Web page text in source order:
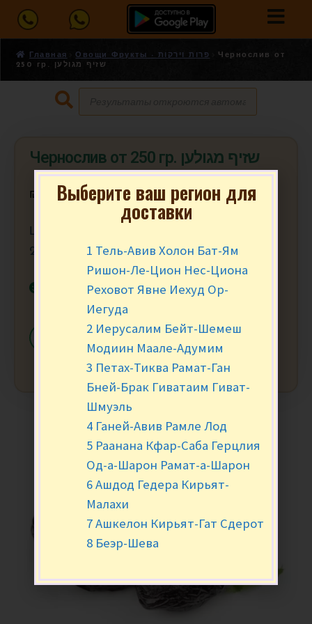
Главная Овощи Фрукты - פרות וירקות
Чернослив от
250 гр. שזיף מגולען
Чернослив от 250 гр. שזיף מגולען
₪ 6.50 за 100 гр.
Цена за 100 гр. Минимальный заказ от
250 гр. (2.5)
В наличии
+
Выберите ваш регион для
доставки
1 Тель-Авив Холон Бат-Ям
Ришон-Ле-Цион Нес-Циона
Реховот Явне Иехуд Ор-
Иегуда
2 Иерусалим Бейт-Шемеш
Модиин Маале-Адумим
3 Петах-Тиква Рамат-Ган
Бней-Брак Гиватаим Гиват-
Шмуэль
4 Ганей-Авив Рамле Лод
5 Раанана Кфар-Саба Герцлия
Од-а-Шарон Рамат-а-Шарон
6 Ашдод Гедера Кирьят-
Малахи
7 Ашкелон Кирьят-Гат Сдерот
8 Беэр-Шева